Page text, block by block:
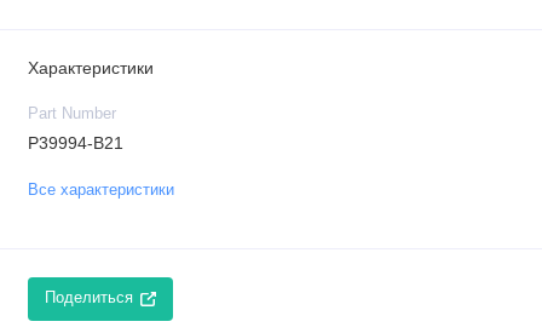
Характеристики
Part Number
P39994-B21
Все характеристики
Поделиться